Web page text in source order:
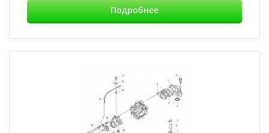
Подробнее